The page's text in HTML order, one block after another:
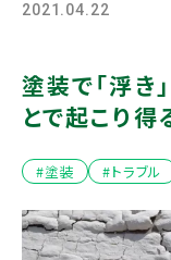
2021.04.22
塗装で「浮き
とで起こり得
#塗装 #トラブル